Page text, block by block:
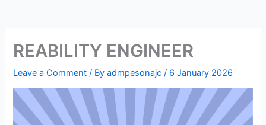
REABILITY ENGINEER
Leave a Comment / Byadmpesonajc/ 6 January 2026